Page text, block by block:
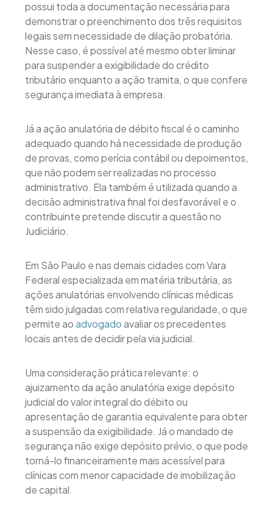
possui toda a documentação necessária para
demonstrar o preenchimento dos três requisitos
legais sem necessidade de dilação probatória.
Nesse caso, é possível até mesmo obter liminar
para suspender a exigibilidade do crédito
tributário enquanto a ação tramita, o que confere
segurança imediata à empresa.
Já a ação anulatória de débito fiscal é o caminho
adequado quando há necessidade de produção
de provas, como perícia contábil ou depoimentos,
que não podem ser realizadas no processo
administrativo. Ela também é utilizada quando a
decisão administrativa final foi desfavorável e o
contribuinte pretende discutir a questão no
Judiciário.
Em São Paulo e nas demais cidades com Vara
Federal especializada em matéria tributária, as
ações anulatórias envolvendo clínicas médicas
têm sido julgadas com relativa regularidade, o que
permite aoadvogadoavaliar os precedentes
locais antes de decidir pela via judicial.
Uma consideração prática relevante: o
ajuizamento da ação anulatória exige depósito
judicial do valor integral do débito ou
apresentação de garantia equivalente para obter
a suspensão da exigibilidade. Já o mandado de
segurança não exige depósito prévio, o que pode
torná-lo financeiramente mais acessível para
clínicas com menor capacidade de imobilização
de capital.